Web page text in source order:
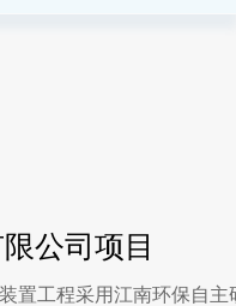
公司项目
置工程采用江南环保自